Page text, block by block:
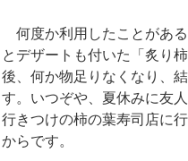
何度か利用したことがあ
とデザートも付いた「炙り
後、何か物足りなくなり、
す。いつぞや、夏休みに友
行きつけの柿の葉寿司店に
からです。